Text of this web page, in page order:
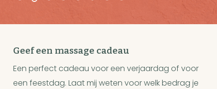
Geef een massage cadeau
Een perfect cadeau voor een verjaardag of voor
een feestdag. Laat mij weten voor welk bedrag je